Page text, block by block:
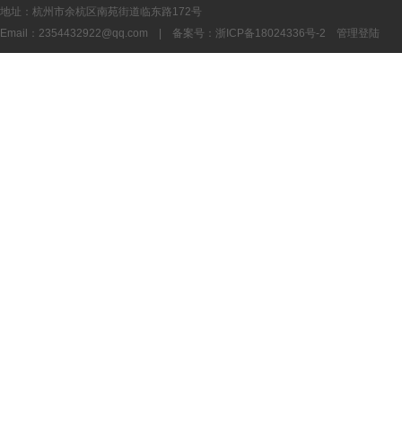
地址：杭州市余杭区南苑街道临东路172号
Email： 2354432922@qq.com | 备案号： 浙ICP备18024336号-2 管理登陆